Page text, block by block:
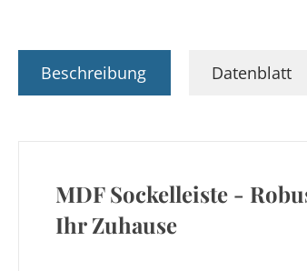
Beschreibung Datenblatt
MDF Sockelleiste -
Ihr Zuhause